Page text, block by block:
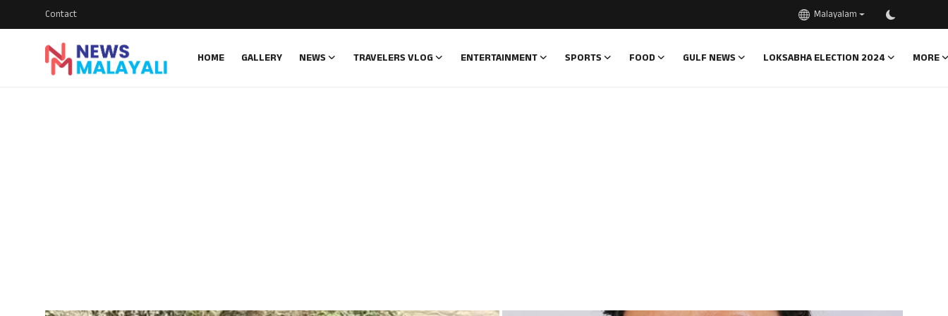
Contact Malayalam
HOME GALLERY NEWS TRAVELERS VLOG ENTERTAINMENT SPORTS FOOD GULF NEWS LOKSABHA ELECTION 2024 MORE